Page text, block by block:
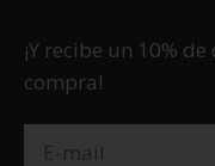
¡Y recibe un 10%
compra!